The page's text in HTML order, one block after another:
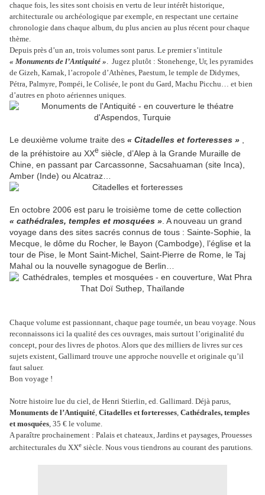
chaque fois, les sites sont choisis en vertu de leur intérêt historique,
architecturale ou archéologique par exemple, en respectant une certaine
chronologie dans chaque album, du plus ancien au plus récent pour chaque
thème.
Depuis près d’un an, trois volumes sont parus. Le premier s’intitule
« Monuments de l’Antiquité ». Jugez plutôt : Stonehenge, Ur, les pyramides
de Gizeh, Karnak, l’acropole d’Athènes, Paestum, le temple de Didymes,
Pétra, Palmyre, Pompéi, le Colisée, le pont du Gard, Machu Picchu… et bien
d’autres en photo aériennes uniques.
Le deuxième volume traite des « Citadelles et forteresses »
de la préhistoire au XXe siècle, d’Alep à la Grande Muraille de
Chine, en passant par Carcassonne, Sacsahuaman (site Inca),
Amber (Inde) ou Alcatraz…
En octobre 2006 est paru le troisième tome de cette collection
« cathédrales, temples et mosquées » . A nouveau un grand
voyage dans des sites sacrés connus de tous : Sainte-Sophie, la
Mecque, le dôme du Rocher, le Bayon (Cambodge), l’église et la
tour de Pise, le Mont Saint-Michel, Saint-Pierre de Rome, le Taj
Mahal ou la nouvelle synagogue de Berlin…
Chaque volume est passionnant, chaque page tournée, un beau voyage. Nous
reconnaissons ici la qualité des ces ouvrages, mais surtout l’originalité du
concept, pour des livres de photos. Alors que des milliers de livres sur ces
sujets existent, Gallimard trouve une approche nouvelle et originale qu’il
faut saluer.
Bon voyage !
Notre histoire lue du ciel, de Henri Stierlin, ed. Gallimard. Déjà parus,
Monuments de l’Antiquité Citadelles et forteresses Cathédrales, temples
et mosquées , 35 € le volume.
A paraître prochainement : Palais et chateaux, Jardins et paysages, Prouesses
architecturales du XXe siècle. Nous vous tiendrons au courant des parutions.